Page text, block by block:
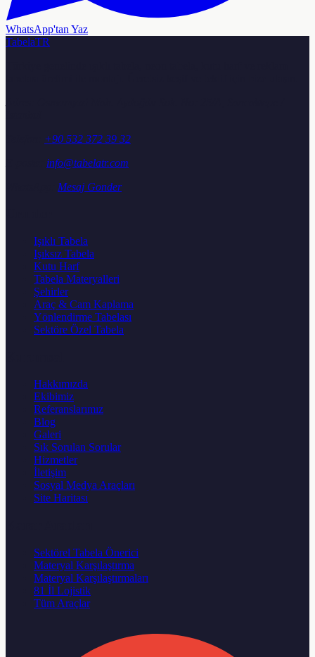
WhatsApp'tan Yaz
TabelaTR
+90 532 372 39 32
info@tabelatr.com
Mesaj Gonder
Işıklı Tabela
Işıksız Tabela
Kutu Harf
Tabela Materyalleri
Şehirler
Araç & Cam Kaplama
Yönlendirme Tabelası
Sektöre Özel Tabela
Hakkımızda
Ekibimiz
Referanslarımız
Blog
Galeri
Sık Sorulan Sorular
Hizmetler
İletişim
Sosyal Medya Araçları
Site Haritası
Sektörel Tabela Önerici
Materyal Karşılaştırma
Materyal Karşılaştırmaları
81 İl Lojistik
Tüm Araçlar